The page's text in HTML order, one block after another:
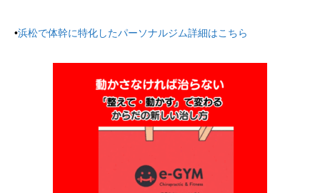
•浜松で体幹に特化したパーソナルジム詳細はこちら